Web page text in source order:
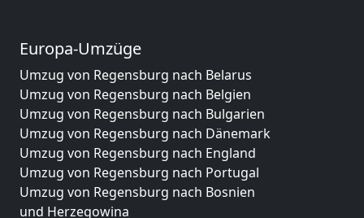
Europa-Umzüge
Umzug von Regensburg nach Belarus
Umzug von Regensburg nach Belgien
Umzug von Regensburg nach Bulgarien
Umzug von Regensburg nach Dänemark
Umzug von Regensburg nach England
Umzug von Regensburg nach Portugal
Umzug von Regensburg nach Bosnien
und Herzegowina